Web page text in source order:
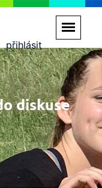
přihlásit
diskuse